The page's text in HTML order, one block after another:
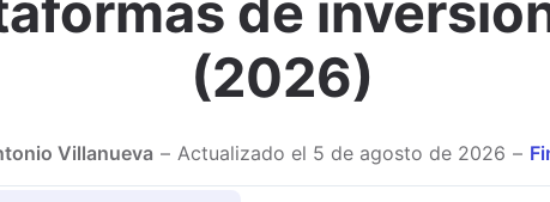
Adjuntar imagen
(2026)
Villanueva Actualizado el 5 de agosto de 2026